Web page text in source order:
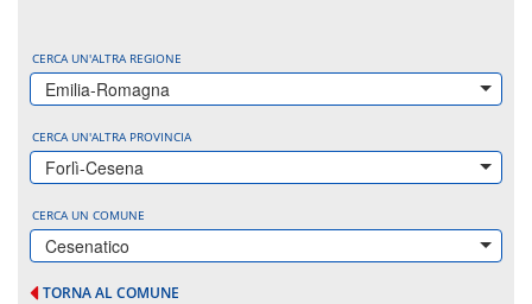
CERCA UN'ALTRA REGIONE
Emilia-Romagna
CERCA UN'ALTRA PROVINCIA
Forlì-Cesena
CERCA UN COMUNE
Cesenatico
TORNA AL COMUNE